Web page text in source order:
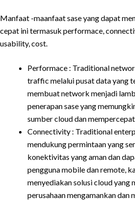
Manfaat -maanfaat sase yang dapat
cepat ini termasuk performace,
usability, cost.
Performace : Traditional
traffic melalui pusat data yang
membuat network menjadi
penerapan sase yang
sumber cloud dan
Connectivity : Traditional
mendukung permintaan yang
konektivitas yang aman dan
pengguna mobile dan remote,
menyediakan solusi cloud yang
perusahaan mengamankan